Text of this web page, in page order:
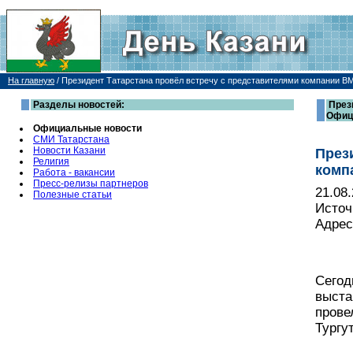
На главную / Президент Татарстана провёл встречу с представителями компании
Разделы новостей:
Официальные новости
СМИ Татарстана
Новости Казани
Религия
Работа - вакансии
Пресс-релизы партнеров
Полезные статьи